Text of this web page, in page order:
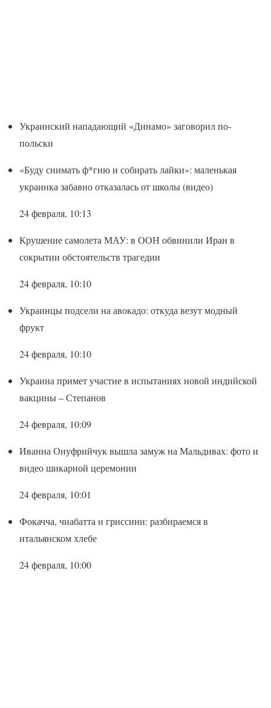
Украинский нападающий «Динамо» заговорил по-
польски
«Буду снимать ф*гню и собирать лайки»: маленькая
украинка забавно отказалась от школы (видео)
24 февраля, 10:13
Крушение самолета МАУ: в ООН обвинили Иран в
сокрытии обстоятельств трагедии
24 февраля, 10:10
Украинцы подсели на авокадо: откуда везут модный
фрукт
24 февраля, 10:10
Украина примет участие в испытаниях новой индийской
вакцины – Степанов
24 февраля, 10:09
Иванна Онуфрийчук вышла замуж на Мальдивах: фото и
видео шикарной церемонии
24 февраля, 10:01
Фокачча, чиабатта и гриссини: разбираемся в
итальянском хлебе
24 февраля, 10:00